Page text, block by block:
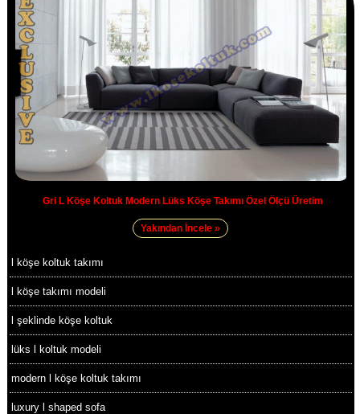
Gri L Köşe Koltuk Modern Lüks Köşe Takımı Özel Ölçü Üretim
Yakından İncele »
l köşe koltuk takımı
l köşe takımı modeli
l şeklinde köşe koltuk
lüks l koltuk modeli
modern l köşe koltuk takımı
luxury l shaped sofa